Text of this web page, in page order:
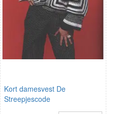
Kort damesvest De
Streepjescode